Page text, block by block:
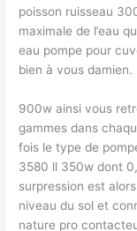
poisson ruisseau
maximale de l’eau
eau pompe pour
bien à vous damien.
900w ainsi vous
gammes dans
fois le type de
3580 ll 350w dont
surpression est
niveau du sol et
nature pro